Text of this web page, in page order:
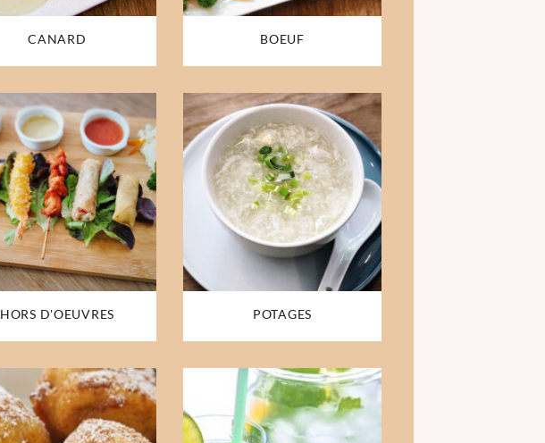
CANARD BOEUF
HORS D'OEUVRES POTAGES